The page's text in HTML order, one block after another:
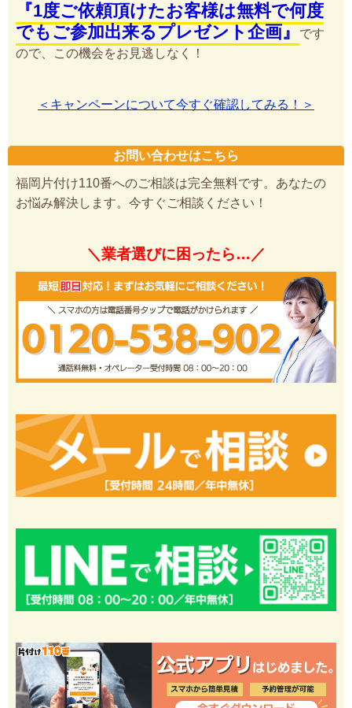
『1度ご依頼頂けたお客様は無料で何度
でもご参加出来るプレゼント企画』
です
ので、この機会をお見逃しなく！
＜キャンペーンについて今すぐ確認してみる！＞
お問い合わせはこちら
福岡片付け110番へのご相談は完全無料です。あなたの
お悩み解決します。今すぐご相談ください！
＼業者選びに困ったら…／